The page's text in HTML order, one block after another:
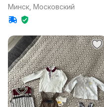
месяцев), 68 - 74 (6-8
месяцев), 74 - 80 (8-12
месяцев)
Минск, Московский